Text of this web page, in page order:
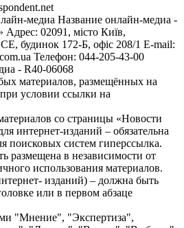
медиа Название онлайн-медиа -
Адрес: 02091, місто Київ,
172-Б, офіс 208/1 E-mail:
Телефон: 044-205-43-00
- R40-06068
материалов, размещённых на
при условии ссылки на
со страницы «Новости
интернет-изданий – обязательна
поисковых систем гиперссылка.
размещена в независимости от
использования материалов.
изданий) – должна быть
или в первом абзаце
"Мнение", "Экспертиза",